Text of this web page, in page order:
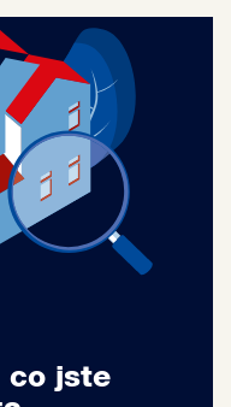
co jste